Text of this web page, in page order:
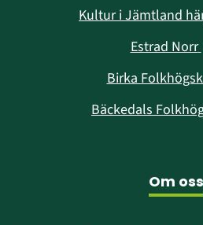
Kultur i Jämtland
Estrad Norr
Birka
Bäckedals
Om oss